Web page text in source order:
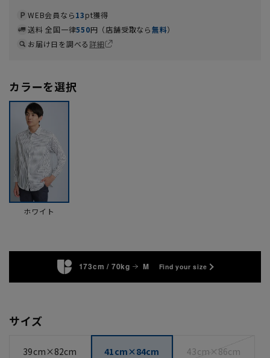
WEB会員なら13pt獲得
送料 全国一律550円（店舗受取なら無料）
お届け日を調べる詳細
カラーを選択
ホワイト
173cm / 70kg M Find your size
サイズ
39cm×82cm 41cm×84cm 43cm×86cm